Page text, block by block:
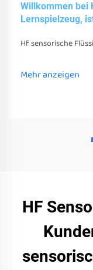
Willkommen bei
Lernspielzeug,
Hf sensorische
Mehr anzeigen
HF